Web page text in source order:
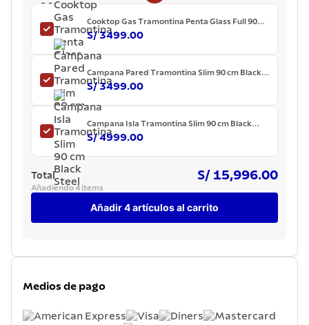
Cooktop Gas Tramontina Penta Glass Full 90
cm
S/ 3499.00
Campana Pared Tramontina Slim 90 cm Black
Steel
S/ 3499.00
Campana Isla Tramontina Slim 90 cm Black
Steel
S/ 4999.00
Total S/ 15,996.00
Añadiendo 4 items
Añadir 4 artículos al carrito
Medios de pago